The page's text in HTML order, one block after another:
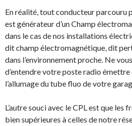
En réalité, tout conducteur parcouru
est générateur d’un Champ
dans le cas de nos installations
dit champ électromagnétique, dit
dans l’environnement proche. Ne
d’entendre votre poste radio
l’allumage du tube fluo de votre
L’autre souci avec le CPL est que les
bien supérieures à celles de notre